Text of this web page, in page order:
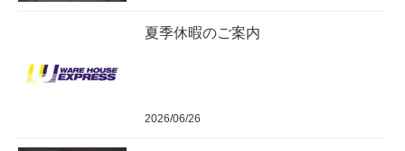
夏季休暇のご案内
2026/06/26